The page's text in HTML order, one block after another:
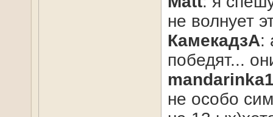
не волнует
КамекадзА:
победят...
не особо